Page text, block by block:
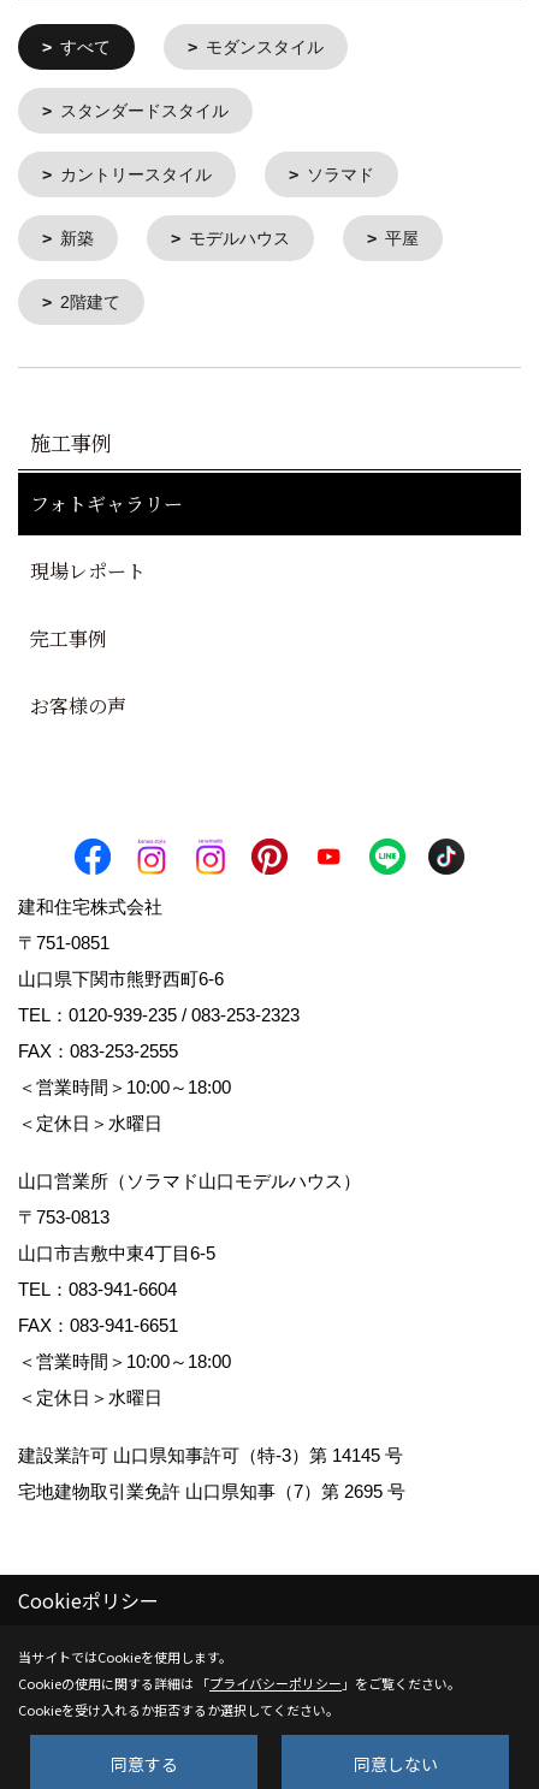
すべて モダンスタイル
スタンダードスタイル
カントリースタイル ソラマド
新築 モデルハウス 平屋
2階建て
施工事例
フォトギャラリー
現場レポート
完工事例
お客様の声
建和住宅株式会社
〒751-0851
山口県下関市熊野西町6-6
TEL： 0120-939-235 / 083-253-2323
FAX：083-253-2555
＜営業時間＞10:00～18:00
＜定休日＞水曜日
山口営業所（ソラマド山口モデルハウス）
〒753-0813
山口市吉敷中東4丁目6-5
TEL： 083-941-6604
FAX：083-941-6651
＜営業時間＞10:00～18:00
＜定休日＞水曜日
建設業許可 山口県知事許可（特-3）第 14145 号
宅地建物取引業免許 山口県知事（7）第 2695 号
Copyright (c) Kenwa Jutaku. All Rights Reserved.
Produced byゴデスクリエイト
Cookieポリシー
当サイトではCookieを使用します。
Cookieの使用に関する詳細は 「プライバシーポリシー 」をご覧ください。
Cookieを受け入れるか拒否するか選択してください。
同意する 同意しない